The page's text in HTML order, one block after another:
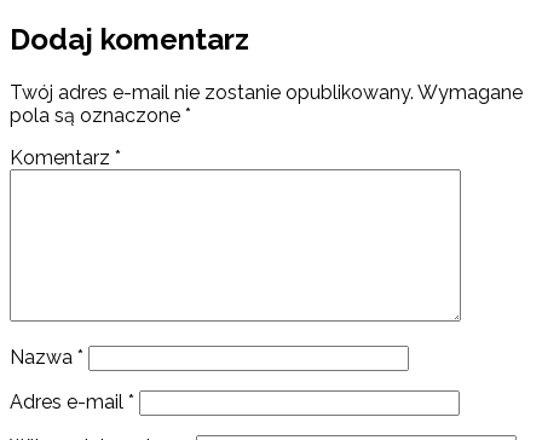
Dodaj komentarz
Twój adres e-mail nie zostanie opublikowany. Wymagane
pola są oznaczone *
Komentarz *
Nazwa *
Adres e-mail *